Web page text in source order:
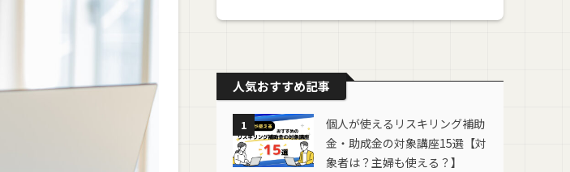
人気おすすめ記事
1
個人が使えるリスキリング補助
金・助成金の対象講座15選【対
象者は？主婦も使える？】